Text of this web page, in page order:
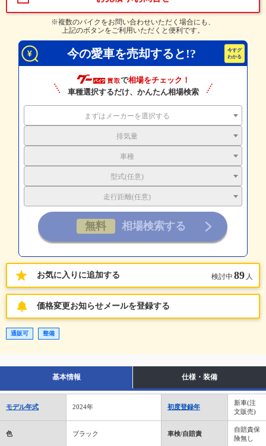
※複数のバイクをお問い合わせいただく場合にも、
上記のボタンをご利用いただくと便利です。
今の愛車を売却すると!?
で相場をチェック！
車種選択するだけ、かんたん相場検索
まずはメーカーを選択する
排気量
車種
型式(任意)
走行距離(任意)
お気に入りに追加する 検討中 89 人
価格変更お知らせメールを登録する
通販可 整備
基本情報 仕様・装備
モデル年式 2024年 初度登録年
新車(注
文販売)
色 ブラック 車検/自賠責
自賠責保
険無し